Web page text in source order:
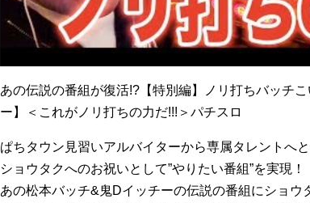
あの伝説の番組が復活!?【特別編】ノリ打ちバッチ
ー】＜これがノリ打ちの力だ!!!＞パチスロ
ぱちタウン見習いアルバイターから専属タレントへ
ショウタクへのお祝いとして”やりたい番組”を実現！
あの松本バッチ&鬼Dイッチーの伝説の番組にショウ